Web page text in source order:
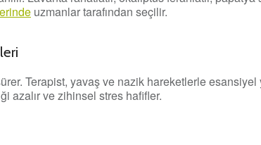
uzmanlar tarafından seçilir.
Terapist, yavaş ve nazik hareketlerle esansiyel
azalır ve zihinsel stres hafifler.